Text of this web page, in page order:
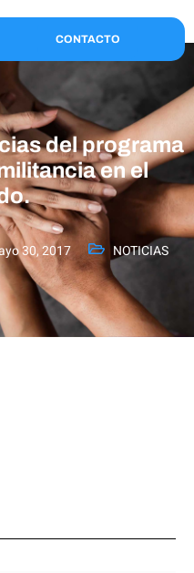
CONTACTO
del programa
en el
30, 2017 NOTICIAS